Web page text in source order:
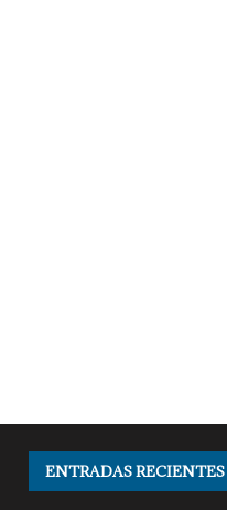
ENTRADAS RECIENTES